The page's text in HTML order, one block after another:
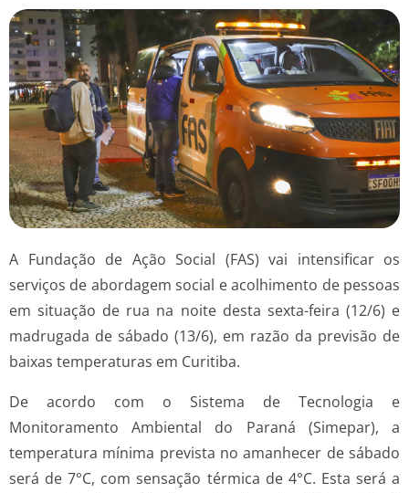
A Fundação de Ação Social (FAS) vai intensificar os
serviços de abordagem social e acolhimento de pessoas
em situação de rua na noite desta sexta-feira (12/6) e
madrugada de sábado (13/6), em razão da previsão de
baixas temperaturas em Curitiba.
De acordo com o Sistema de Tecnologia e
Monitoramento Ambiental do Paraná (Simepar), a
temperatura mínima prevista no amanhecer de sábado
será de 7°C, com sensação térmica de 4°C. Esta será a